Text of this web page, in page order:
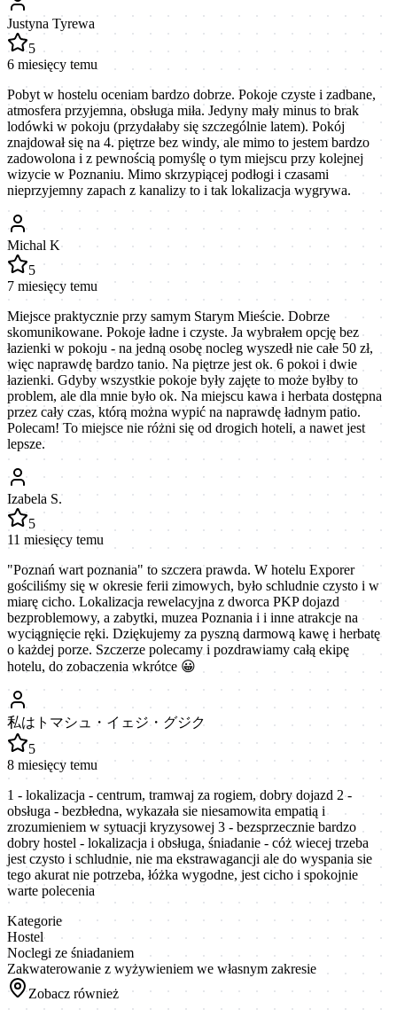
Justyna Tyrewa
5
6 miesięcy temu
Pobyt w hostelu oceniam bardzo dobrze. Pokoje czyste i zadbane,
atmosfera przyjemna, obsługa miła. Jedyny mały minus to brak
lodówki w pokoju (przydałaby się szczególnie latem). Pokój
znajdował się na 4. piętrze bez windy, ale mimo to jestem bardzo
zadowolona i z pewnością pomyślę o tym miejscu przy kolejnej
wizycie w Poznaniu. Mimo skrzypiącej podłogi i czasami
nieprzyjemny zapach z kanalizy to i tak lokalizacja wygrywa.
Michal K
5
7 miesięcy temu
Miejsce praktycznie przy samym Starym Mieście. Dobrze
skomunikowane. Pokoje ładne i czyste. Ja wybrałem opcję bez
łazienki w pokoju - na jedną osobę nocleg wyszedł nie całe 50 zł,
więc naprawdę bardzo tanio. Na piętrze jest ok. 6 pokoi i dwie
łazienki. Gdyby wszystkie pokoje były zajęte to może byłby to
problem, ale dla mnie było ok. Na miejscu kawa i herbata dostępna
przez cały czas, którą można wypić na naprawdę ładnym patio.
Polecam! To miejsce nie różni się od drogich hoteli, a nawet jest
lepsze.
Izabela S.
5
11 miesięcy temu
"Poznań wart poznania" to szczera prawda. W hotelu Exporer
gościliśmy się w okresie ferii zimowych, było schludnie czysto i w
miarę cicho. Lokalizacja rewelacyjna z dworca PKP dojazd
bezproblemowy, a zabytki, muzea Poznania i i inne atrakcje na
wyciągnięcie ręki. Dziękujemy za pyszną darmową kawę i herbatę
o każdej porze. Szczerze polecamy i pozdrawiamy całą ekipę
hotelu, do zobaczenia wkrótce 😀
私はトマシュ・イェジ・グジク
5
8 miesięcy temu
1 - lokalizacja - centrum, tramwaj za rogiem, dobry dojazd 2 -
obsługa - bezbłedna, wykazała sie niesamowita empatią i
zrozumieniem w sytuacji kryzysowej 3 - bezsprzecznie bardzo
dobry hostel - lokalizacja i obsługa, śniadanie - cóż wiecej trzeba
jest czysto i schludnie, nie ma ekstrawagancji ale do wyspania sie
tego akurat nie potrzeba, łóżka wygodne, jest cicho i spokojnie
warte polecenia
Kategorie
Hostel
Noclegi ze śniadaniem
Zakwaterowanie z wyżywieniem we własnym zakresie
Zobacz również